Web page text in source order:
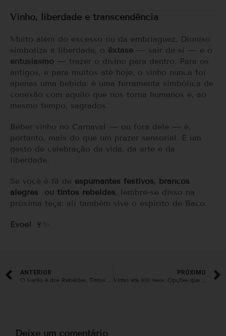
Vinho, liberdade e transcendência
Muito além do excesso ou da embriaguez, Dioniso
simboliza a liberdade, o êxtase — sair de si — e o
entusiasmo — trazer o divino para dentro. Para os
antigos, e para muitos até hoje, o vinho nunca foi
apenas uma bebida: é uma ferramenta simbólica de
conexão com aquilo que nos torna humanos e, ao
mesmo tempo, sagrados.
Beber vinho no Carnaval — ou fora dele — é,
portanto, mais do que um prazer sensorial. É um
gesto de celebração da vida, da arte e da
liberdade.
Se você é fã de espumantes festivos, brancos
alegres
ou tintos rebeldes, lembre-se disso na
próxima taça: ali também vive o espírito de Baco.
Evoé! 🍷✨
ANTERIOR
O Verão é dos Rebeldes: Tintos que Amam o Gelo
PRÓXIMO
Vinho até 100 reais: Opções que realmente valem a pena
Deixe um comentário